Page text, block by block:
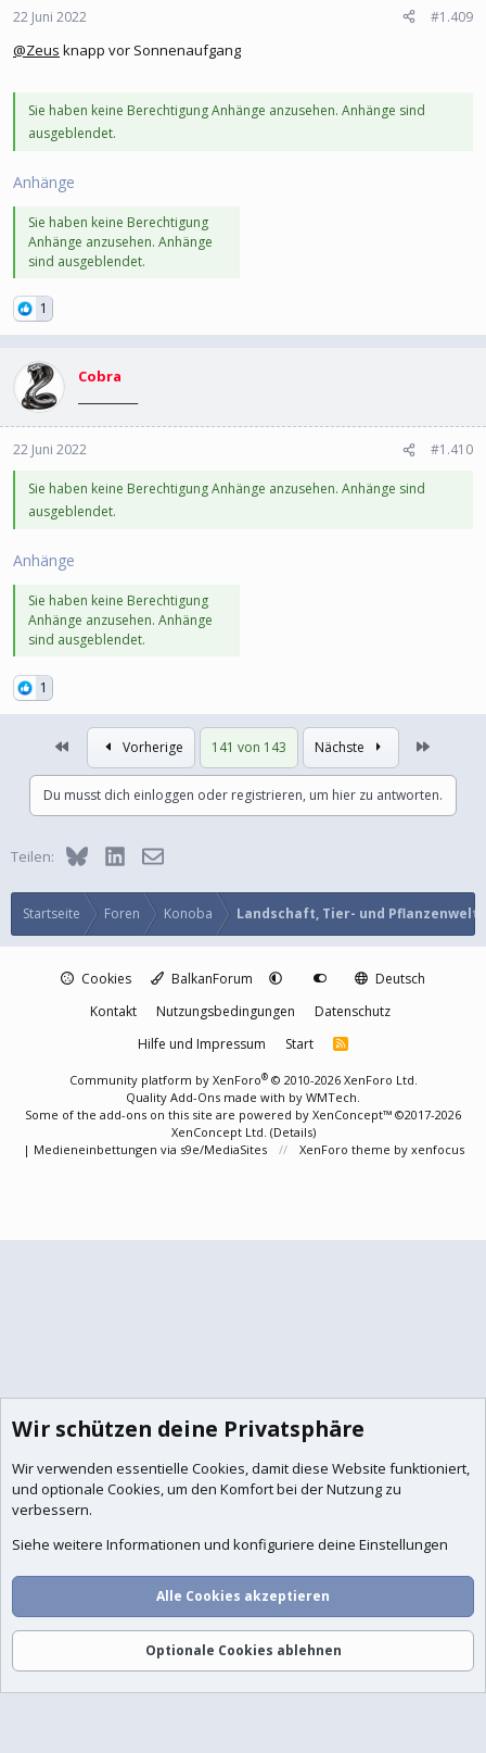
22 Juni 2022 #1.409
@Zeus knapp vor Sonnenaufgang
Sie haben keine Berechtigung Anhänge anzusehen. Anhänge sind
ausgeblendet.
Anhänge
Sie haben keine Berechtigung
Anhänge anzusehen. Anhänge
sind ausgeblendet.
1
Cobra
22 Juni 2022 #1.410
Sie haben keine Berechtigung Anhänge anzusehen. Anhänge sind
ausgeblendet.
Anhänge
Sie haben keine Berechtigung
Anhänge anzusehen. Anhänge
sind ausgeblendet.
1
Vorherige 141 von 143 Nächste
Du musst dich einloggen oder registrieren, um hier zu antworten.
Teilen: BlueskyLinkedInE-Mail
Startseite Foren Konoba Landschaft, Tier- und Pflanzenwelt
Cookies BalkanForum
Deutsch
Kontakt
Nutzungsbedingungen
Datenschutz
Hilfe und Impressum
Start
R
Community platform by XenForo® © 2010-2026 XenForo Ltd.
Quality Add-Ons made with by WMTech
Some of the add-ons on this site are powered by XenConcept™ ©2017-2026
XenConcept Ltd. (Details)
| Medieneinbettungen via s9e/MediaSites XenForo theme by xenfocus
Aktuelles Anmelden Registrieren
Wir schützen deine Privatsphäre
Wir verwenden essentielle Cookies, damit diese Website funktioniert,
und optionale Cookies, um den Komfort bei der Nutzung zu
verbessern.
Siehe weitere Informationen und konfiguriere deine Einstellungen
Alle Cookies akzeptieren
Optionale Cookies ablehnen